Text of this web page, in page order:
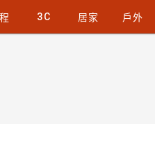
3C 居家 戶外